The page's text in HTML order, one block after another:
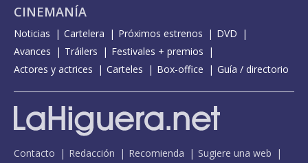
CINEMANÍA
Noticias Cartelera Próximos estrenos
DVD
Avances
Tráilers
Festivales + premios
Actores y actrices
Carteles Box-office Guía / directorio
Contacto Redacción Recomienda
Sugiere una web